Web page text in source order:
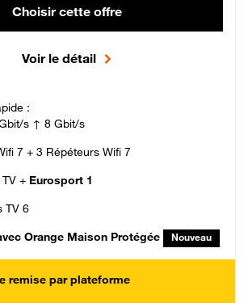
Choisir cette offre
Voir le détail
:
s ↑ 8 Gbit/s
7 + 3 Répéteurs Wifi 7
+ Eurosport 1
TV 6
Orange Maison Protégée Nouveau
remise par plateforme